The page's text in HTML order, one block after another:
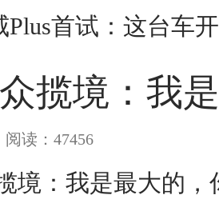
揽境：我
阅读：47456